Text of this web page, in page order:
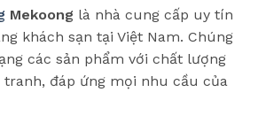
Mekoong là nhà cung cấp uy tín
khách sạn tại Việt Nam. Chúng
các sản phẩm với chất lượng
tranh, đáp ứng mọi nhu cầu của